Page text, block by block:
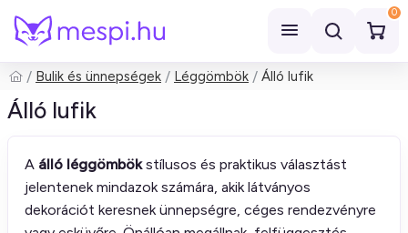
0
Keresés
Bulik és ünnepségek Léggömbök Álló lufik
Álló lufik
A álló léggömbökstílusos és praktikus választást
jelentenek mindazok számára, akik látványos
dekorációt keresnek ünnepségre, céges rendezvényre